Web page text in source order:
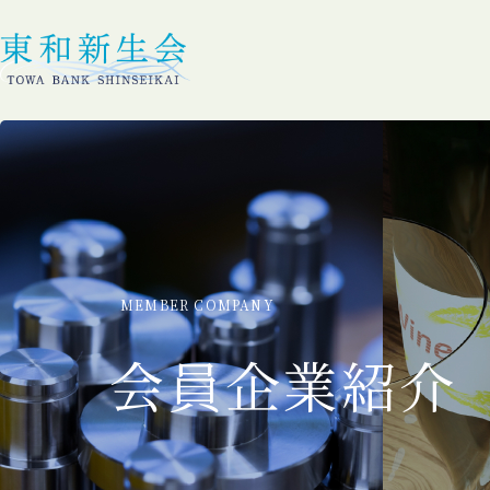
MEMBER COMPANY
会員企業紹介